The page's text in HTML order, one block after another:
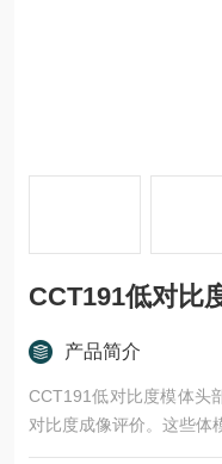
CCT191低对比
产品简介
CCT191低对比度模体头
对比度成像评价。这些体